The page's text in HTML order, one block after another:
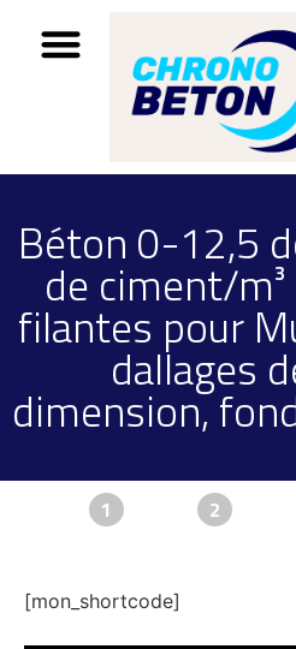
Béton 0-12,5
de ciment/
filantes pour
dallages
dimension,
1 2
[mon_shortcode]